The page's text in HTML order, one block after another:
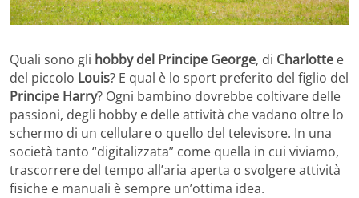
Quali sono gli hobby del Principe George, di Charlotte e
del piccolo Louis? E qual è lo sport preferito del figlio del
Principe Harry? Ogni bambino dovrebbe coltivare delle
passioni, degli hobby e delle attività che vadano oltre lo
schermo di un cellulare o quello del televisore. In una
società tanto “digitalizzata” come quella in cui viviamo,
trascorrere del tempo all’aria aperta o svolgere attività
fisiche e manuali è sempre un’ottima idea.